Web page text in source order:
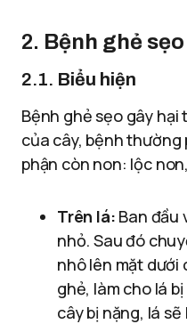
2. Bệnh ghẻ
2.1. Biểu hiện
Bệnh ghẻ sẹo gây
của cây, bệnh thường
phận còn non: lộc
Trên lá: Ban đầu
nhỏ. Sau đó
nhô lên mặt dưới
ghẻ, làm cho lá
cây bị nặng, lá